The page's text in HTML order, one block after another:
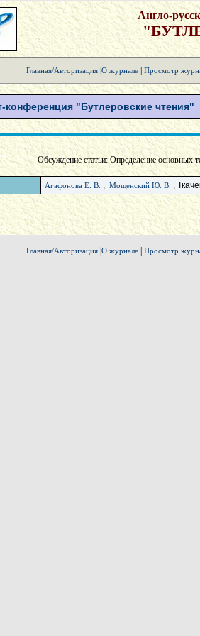
Англо-
Главная/Авторизация| О журнале| Просмотр
"Бутлеровские чтения"
Обсуждение статьи: Определение основных
Агафонова Е. В. , Мощенский Ю. В. ,
Главная/Авторизация| О журнале| Просмотр